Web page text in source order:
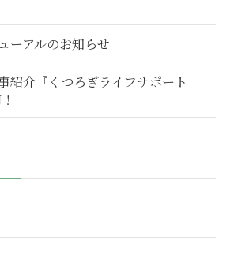
ーアルのお知らせ
紹介『くつろぎライフサポート